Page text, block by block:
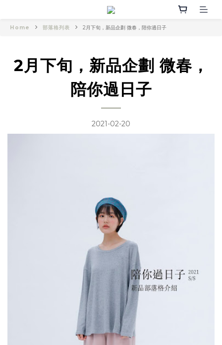
Home 部落格列表 2月下旬，新品企劃 微春，陪你過日子
2月下旬，新品企劃 微春，
陪你過日子
2021-02-20